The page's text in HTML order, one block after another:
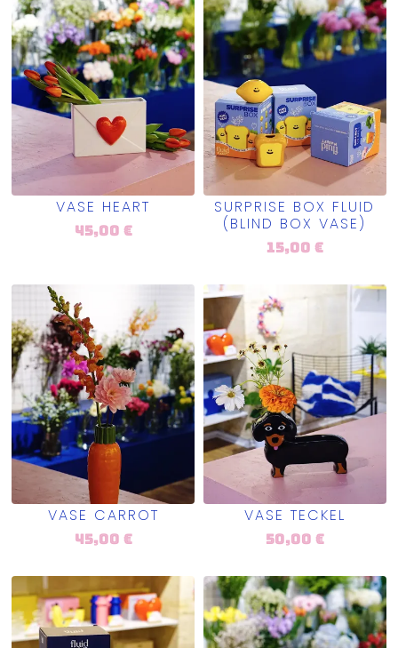
VASE HEART
45,00 €
SURPRISE BOX FLUID
(BLIND BOX VASE)
15,00 €
VASE CARROT
45,00 €
VASE TECKEL
50,00 €